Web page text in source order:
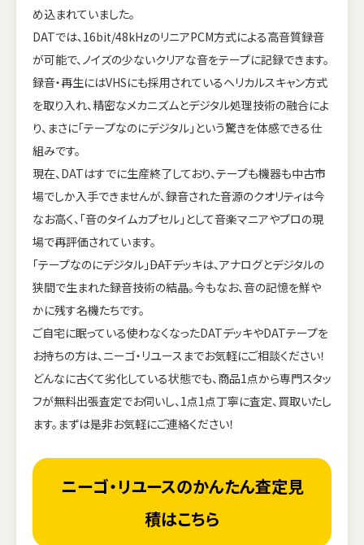
め込まれていました。
DATでは、16bit/48kHzのリニアPCM方式による高音質録音
が可能で、ノイズの少ないクリアな音をテープに記録できます。
録音・再生にはVHSにも採用されているヘリカルスキャン方式
を取り入れ、精密なメカニズムとデジタル処理技術の融合によ
り、まさに「テープなのにデジタル」という驚きを体感できる仕
組みです。
現在、DATはすでに生産終了しており、テープも機器も中古市
場でしか入手できませんが、録音された音源のクオリティは今
なお高く、「音のタイムカプセル」として音楽マニアやプロの現
場で再評価されています。
「テープなのにデジタル」――DATデッキは、アナログとデジタルの
狭間で生まれた録音技術の結晶。今もなお、音の記憶を鮮や
かに残す名機たちです。
ご自宅に眠っている使わなくなったDATデッキやDATテープを
お持ちの方は、ニーゴ・リユースまでお気軽にご相談ください！
どんなに古くて劣化している状態でも、商品1点から専門スタッ
フが無料出張査定でお伺いし、1点1点丁寧に査定、買取いたし
ます。まずは是非お気軽にご連絡ください！
ニーゴ・リユースのかんたん査定見
積はこちら